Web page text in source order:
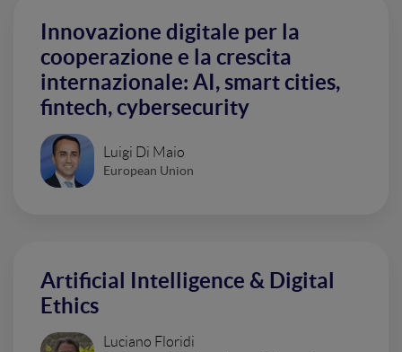
Innovazione digitale per la
cooperazione e la crescita
internazionale: AI, smart cities,
fintech, cybersecurity
Luigi Di Maio
European Union
Artificial Intelligence & Digital
Ethics
Luciano Floridi